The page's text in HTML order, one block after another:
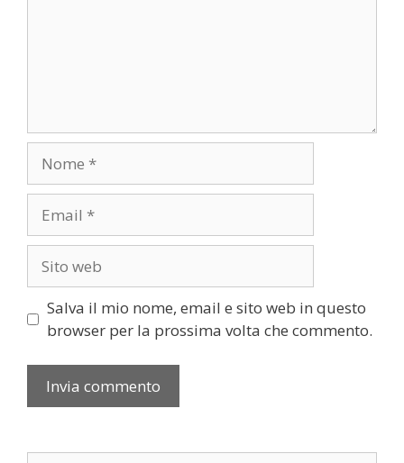
web
Salva il mio nome, email e sito web in questo
browser per la prossima volta che commento.